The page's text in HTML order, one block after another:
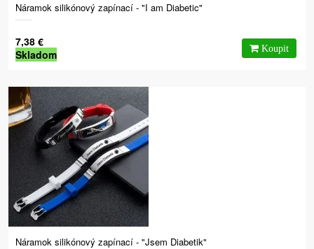
Náramok silikónový zapínací - "I am Diabetic"
7,38 €
Skladom
Náramok silikónový zapínací - "Jsem Diabetik"